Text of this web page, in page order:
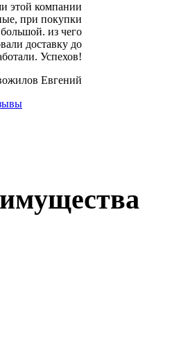
этой компании
при покупки
из чего
доставку до
Успехов!
Евгений